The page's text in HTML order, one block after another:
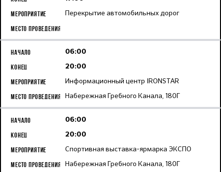
Перекрытие автомобильных дорог
06:00
20:00
Информационный центр IRONSTAR
Набережная Гребного Канала, 180Г
06:00
20:00
Спортивная выставка-ярмарка ЭКСПО
Набережная Гребного Канала, 180Г